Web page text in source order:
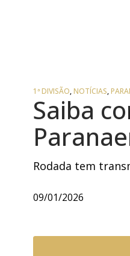
1ª DIVISÃO,NOTÍCIAS,
Saiba
Rodada tem
09/01/2026